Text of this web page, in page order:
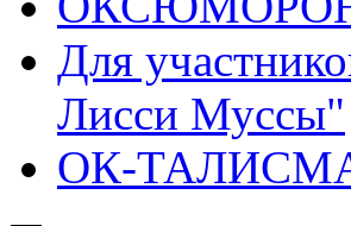
Для
Лисси Муссы"
ОК-